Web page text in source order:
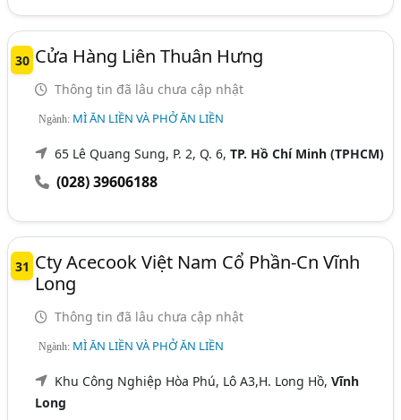
30 Cửa Hàng Liên Thuân Hưng
Thông tin đã lâu chưa cập nhật
Ngành: MÌ ĂN LIỀN VÀ PHỞ ĂN LIỀN
65 Lê Quang Sung, P. 2, Q. 6,TP. Hồ Chí Minh (TPHCM)
(028) 39606188
31 Cty Acecook Việt Nam Cổ Phần-Cn Vĩnh
Long
Thông tin đã lâu chưa cập nhật
Ngành: MÌ ĂN LIỀN VÀ PHỞ ĂN LIỀN
Khu Công Nghiệp Hòa Phú, Lô A3,H. Long Hồ,Vĩnh
Long